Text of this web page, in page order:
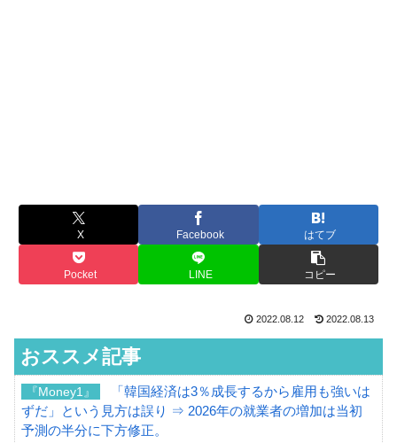
X Facebook はてブ
Pocket LINE コピー
2022.08.12 2022.08.13
おススメ記事
『Money1』
「韓国経済は3％成長するから雇用も強いは
ずだ」という見方は誤り ⇒ 2026年の就業者の増加は当初
予測の半分に下方修正。